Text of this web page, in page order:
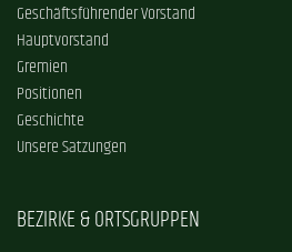
Geschäftsführender Vorstand
Hauptvorstand
Gremien
Positionen
Geschichte
Unsere Satzungen
BEZIRKE & ORTSGRUPPEN